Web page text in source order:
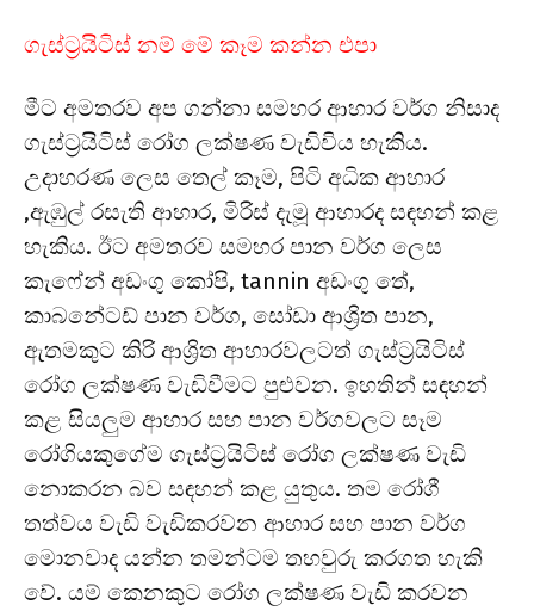
ගැස්ට්‍රයිටිස් නම් මේ කෑම කන්න එපා
මීට අමතරව අප ගන්නා සමහර ආහාර වර්ග නිසාද
ගැස්ට්‍රයිටිස් රෝග ලක්ෂණ වැඩිවිය හැකිය.
උදාහරණ ලෙස තෙල් කෑම, පිටි අධික ආහාර
,ඇඹුල් රසැති ආහාර, මිරිස් දැමූ ආහාරද සඳහන් කළ
හැකිය. ඊට අමතරව සමහර පාන වර්ග ලෙස
කැෆේන් අඩංගු කෝපි, tannin අඩංගු තේ,
කාබනේටඩ් පාන වර්ග, සෝඩා ආශ්‍රිත පාන,
ඇතමකුට කිරි ආශ්‍රිත ආහාරවලටත් ගැස්ට්‍රයිටිස්
රෝග ලක්ෂණ වැඩිවීමට පුළුවන. ඉහතින් සඳහන්
කළ සියලුම ආහාර සහ පාන වර්ගවලට සෑම
රෝගියකුගේම ගැස්ට්‍රයිටිස් රෝග ලක්ෂණ වැඩි
නොකරන බව සඳහන් කළ යුතුය. තම රෝගී
තත්වය වැඩි වැඩිකරවන ආහාර සහ පාන වර්ග
මොනවාද යන්න තමන්ටම තහවුරු කරගත හැකි
වේ. යම් කෙනකුට රෝග ලක්ෂණ වැඩි කරවන